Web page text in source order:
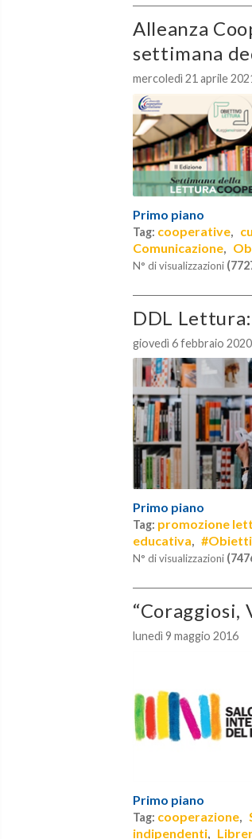
Alleanza
settimana
mercoledì 21 aprile
Primo piano
Tag: cooperative,
Comunicazione,
N° di visualizzazioni
DDL
giovedì 6 febbraio 2020
Primo piano
Tag: promozione
educativa,
N° di visualizzazioni
lunedì 9 maggio 2016
Primo piano
Tag: cooperazione,
indipendenti,